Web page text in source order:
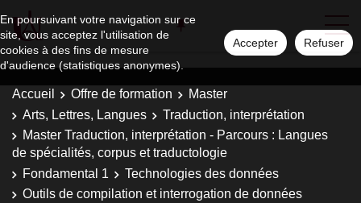
En poursuivant votre navigation sur ce
site, vous acceptez l'utilisation de
cookies à des fins de mesure
d'audience (statistiques anonymes).
Accepter Refuser
Accueil Offre de formation
Master
Arts, Lettres, Langues
Traduction, interprétation
Master Traduction, interprétation - Parcours : Langues
de spécialités, corpus et traductologie
Fondamental 1
Technologies des données
Outils de compilation et interrogation de données